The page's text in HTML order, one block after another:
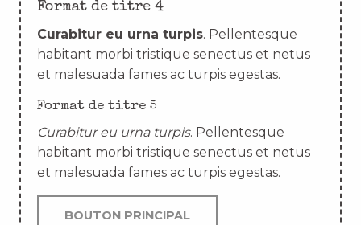
Format de titre 4
Curabitur eu urna turpis. Pellentesque
habitant morbi tristique senectus et netus
et malesuada fames ac turpis egestas.
Format de titre 5
Curabitur eu urna turpis. Pellentesque
habitant morbi tristique senectus et netus
et malesuada fames ac turpis egestas.
BOUTON PRINCIPAL